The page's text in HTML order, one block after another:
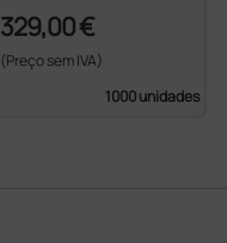
329,00 €
(Preço sem IVA)
1000 unidades